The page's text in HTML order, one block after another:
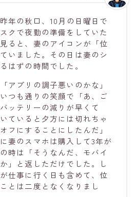
年の秋口、10月の日曜日で
クで夜勤の準備をしていた
ると、妻のアイコンが「位
いました。その日は妻のシ
はずの時間でした。
アプリの調子悪いのかな」
つも通りの笑顔で「あ、ご
ッテリーの減りが早くて
ていると夕方には切れちゃ
フにすることにしたんだ」
妻のスマホは購入して3年が
時は「そうなんだ、モバイ
」と返しただけでした。し
仕事に行く日も含めて、位
とは二度となくなりまし